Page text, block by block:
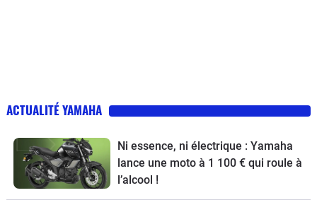
ACTUALITÉ YAMAHA
Ni essence, ni électrique : Yamaha
lance une moto à 1 100 € qui roule à
l’alcool !